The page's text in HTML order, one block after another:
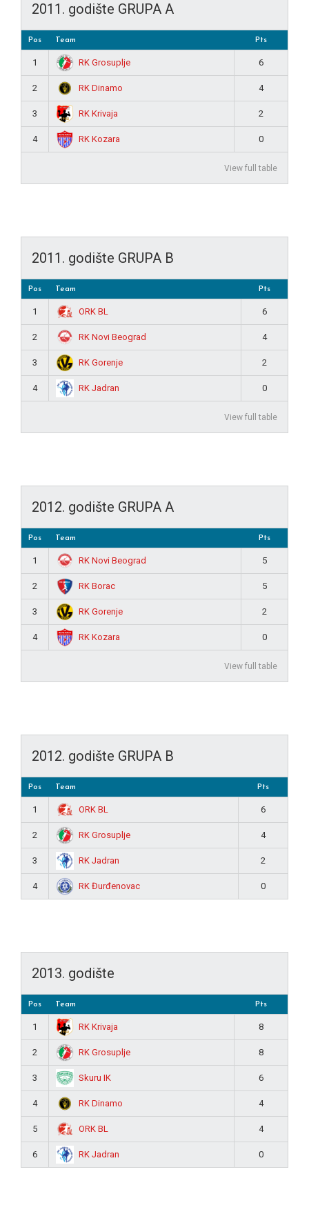
2011. godište GRUPA A
Pos Team Pts
1 RK Grosuplje 6
2 RK Dinamo 4
3 RK Krivaja 2
4 RK Kozara 0
View full table
2011. godište GRUPA B
Pos Team Pts
1 ORK BL 6
2 RK Novi Beograd 4
3 RK Gorenje 2
4 RK Jadran 0
View full table
2012. godište GRUPA A
Pos Team Pts
1 RK Novi Beograd 5
2 RK Borac 5
3 RK Gorenje 2
4 RK Kozara 0
View full table
2012. godište GRUPA B
Pos Team Pts
1 ORK BL 6
2 RK Grosuplje 4
3 RK Jadran 2
4 RK Đurđenovac 0
2013. godište
Pos Team Pts
1 RK Krivaja 8
2 RK Grosuplje 8
3 Skuru IK 6
4 RK Dinamo 4
5 ORK BL 4
6 RK Jadran 0